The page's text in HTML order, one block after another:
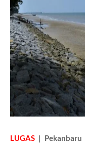
LUGAS | Pekanbaru